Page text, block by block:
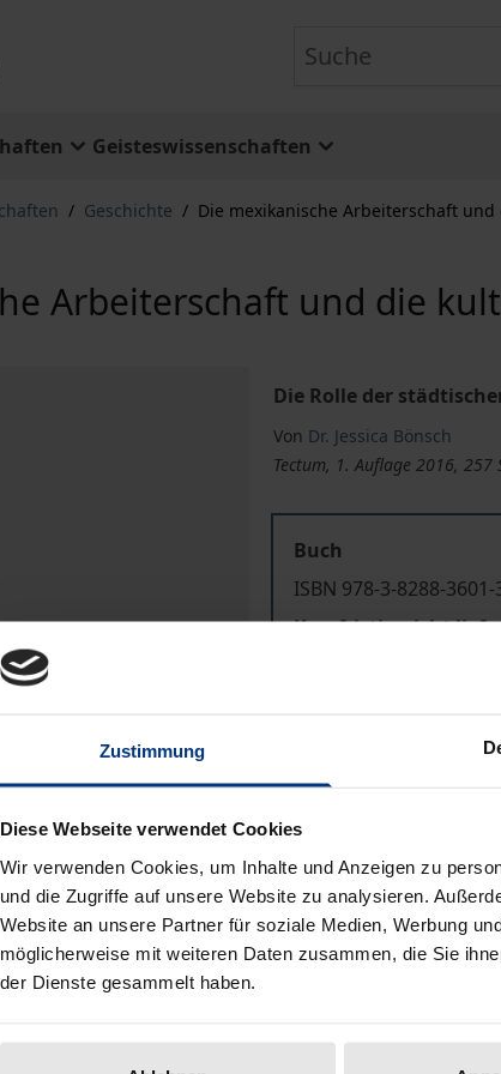
Zustimmung
Diese Webseite verwendet Cookies
Wir verwenden Cookies, um Inhalte und Anzeigen zu
und die Zugriffe auf unsere Website zu analysieren.
Website an unsere Partner für soziale Medien, Werbung
möglicherweise mit weiteren Daten zusammen, die Sie
der Dienste gesammelt haben.
Geisteswissenschaften
/ Geschichte / Die mexikanische Arbeiterschaft
Arbeiterschaft und die
Die Rolle der
Von Dr. Jessica Bönsch
Tectum, 1. Auflage 2016, 257
Buch
ISBN 978-3-8288-3601-
Kurzfristig nicht
Preisangaben inkl. MwSt.